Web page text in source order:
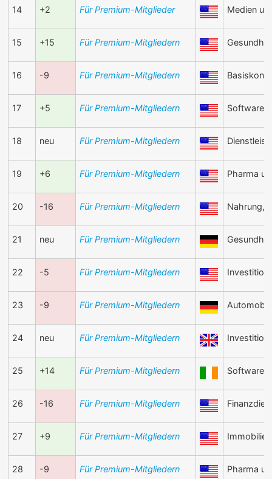
14 +2 Für Premium-Mitglieder Medien
15 +15 Für Premium-Mitgliedern
16 -9 Für Premium-Mitgliedern
17 +5 Für Premium-Mitgliedern Software
18 neu Für Premium-Mitgliedern
19 +6 Für Premium-Mitgliedern Pharma
20 -16 Für Premium-Mitgliedern Nahrung,
21 neu Für Premium-Mitgliedern
22 -5 Für Premium-Mitgliedern
23 -9 Für Premium-Mitgliedern
24 neu Für Premium-Mitgliedern
25 +14 Für Premium-Mitgliedern Software
26 -16 Für Premium-Mitgliedern
27 +9 Für Premium-Mitgliedern
28 -9 Für Premium-Mitgliedern Pharma